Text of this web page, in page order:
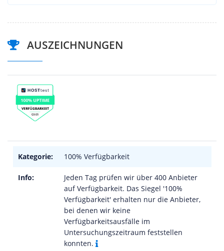
AUSZEICHNUNGEN
Kategorie: 100% Verfügbarkeit
Info:
Jeden Tag prüfen wir über 400 Anbieter
auf Verfügbarkeit. Das Siegel '100%
Verfügbarkeit' erhalten nur die Anbieter,
bei denen wir keine
Verfügbarkeitsausfälle im
Untersuchungszeitraum feststellen
konnten.